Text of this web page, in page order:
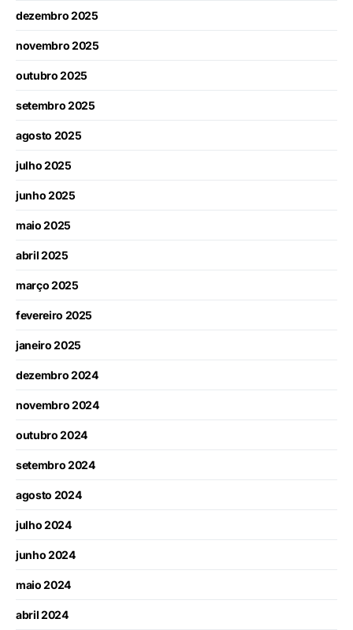
dezembro 2025
novembro 2025
outubro 2025
setembro 2025
agosto 2025
julho 2025
junho 2025
maio 2025
abril 2025
março 2025
fevereiro 2025
janeiro 2025
dezembro 2024
novembro 2024
outubro 2024
setembro 2024
agosto 2024
julho 2024
junho 2024
maio 2024
abril 2024